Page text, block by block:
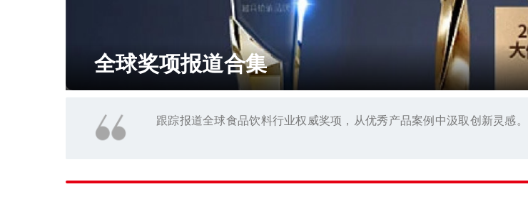
全球奖项报道合集
跟踪报道全球食品饮料行业权威奖项，从优秀产品案例中汲取创新灵感。